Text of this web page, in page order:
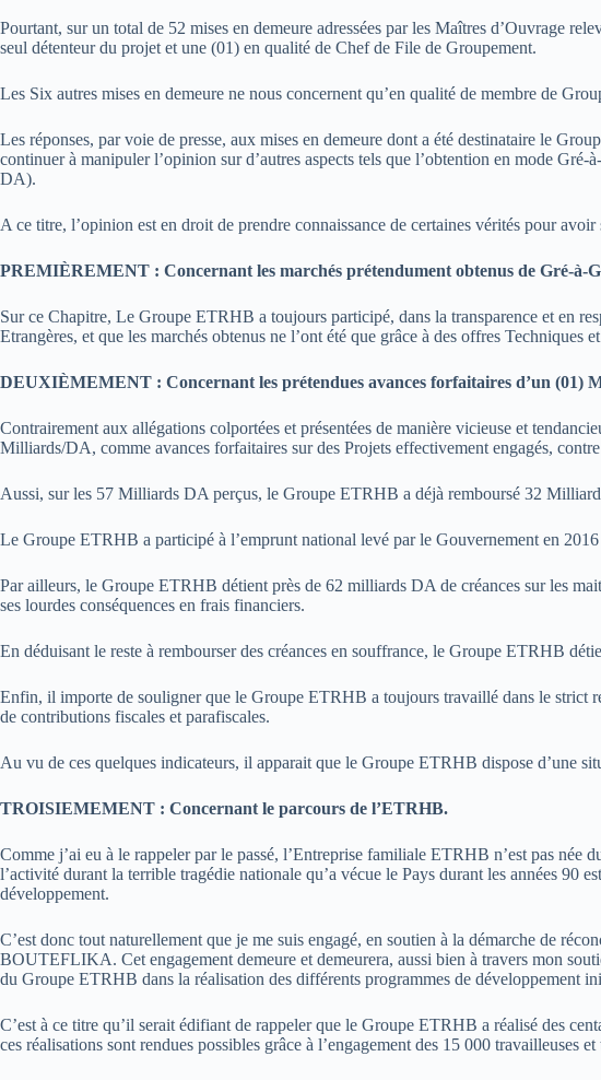
Pourtant, sur un total de 52 mises en demeure adressées par les Maîtres d’Ouvrage
seul détenteur du projet et une (01) en qualité de Chef de File de Groupement.
Les Six autres mises en demeure ne nous concernent qu’en qualité de membre de
Les réponses, par voie de presse, aux mises en demeure dont a été destinataire le
continuer à manipuler l’opinion sur d’autres aspects tels que l’obtention en mode
DA).
A ce titre, l’opinion est en droit de prendre connaissance de certaines vérités pour
PREMIÈREMENT : Concernant les marchés prétendument obtenus de Gré-à-
Sur ce Chapitre, Le Groupe ETRHB a toujours participé, dans la transparence et en
Etrangères, et que les marchés obtenus ne l’ont été que grâce à des offres
DEUXIÈMEMENT : Concernant les prétendues avances forfaitaires d’un (01)
Contrairement aux allégations colportées et présentées de manière vicieuse et
Milliards/DA, comme avances forfaitaires sur des Projets effectivement engagés,
Aussi, sur les 57 Milliards DA perçus, le Groupe ETRHB a déjà remboursé 32
Le Groupe ETRHB a participé à l’emprunt national levé par le Gouvernement en
Par ailleurs, le Groupe ETRHB détient près de 62 milliards DA de créances sur les
ses lourdes conséquences en frais financiers.
En déduisant le reste à rembourser des créances en souffrance, le Groupe ETRHB
Enfin, il importe de souligner que le Groupe ETRHB a toujours travaillé dans le strict
de contributions fiscales et parafiscales.
Au vu de ces quelques indicateurs, il apparait que le Groupe ETRHB dispose d’une
TROISIEMEMENT : Concernant le parcours de l’ETRHB.
Comme j’ai eu à le rappeler par le passé, l’Entreprise familiale ETRHB n’est pas
l’activité durant la terrible tragédie nationale qu’a vécue le Pays durant les années 90
développement.
C’est donc tout naturellement que je me suis engagé, en soutien à la démarche de
BOUTEFLIKA. Cet engagement demeure et demeurera, aussi bien à travers mon
du Groupe ETRHB dans la réalisation des différents programmes de développement
C’est à ce titre qu’il serait édifiant de rappeler que le Groupe ETRHB a réalisé des
ces réalisations sont rendues possibles grâce à l’engagement des 15 000